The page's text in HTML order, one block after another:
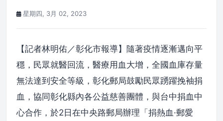
星期四, 3月 02, 2023
【記者林明佑／彰化市報導】隨著疫情逐漸邁向平
穩，民眾就醫回流，醫療用血大增，全國血庫存量
無法達到安全等級，彰化郵局鼓勵民眾踴躍挽袖捐
血，協同彰化縣內各公益慈善團體，與台中捐血中
心合作，於2日在中央路郵局辦理「捐熱血·郵愛